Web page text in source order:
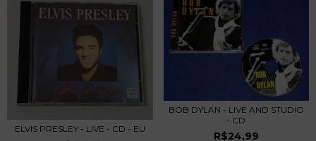
ELVIS PRESLEY - LIVE - CD - EU
BOB DYLAN - LIVE AND STUDIO
- CD
R$24,99